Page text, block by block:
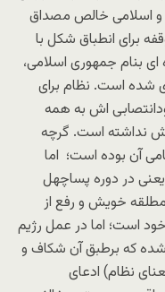
اسلامی خالص مصداق
برای انطباق شکل با
بنام جمهوری اسلامی،
شده است. نظام برای
اش به همه
نداشته است. گرچه
آن بوده است؛ اما
در دوره پساچهل
خویش و رفع از
است؛ اما در عمل رژیم
که برطبق آن شکاف و
نظام) ادعای